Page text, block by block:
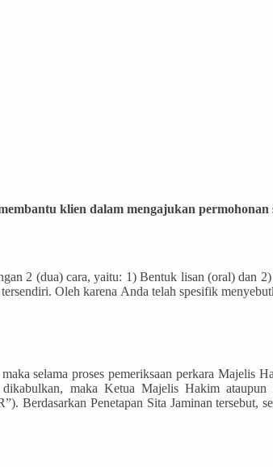
klien dalam mengajukan permohonan
2 (dua) cara, yaitu: 1) Bentuk lisan (oral) dan
Oleh karena Anda telah spesifik
selama proses pemeriksaan perkara Majelis
maka Ketua Majelis Hakim
Berdasarkan Penetapan Sita Jaminan tersebut,